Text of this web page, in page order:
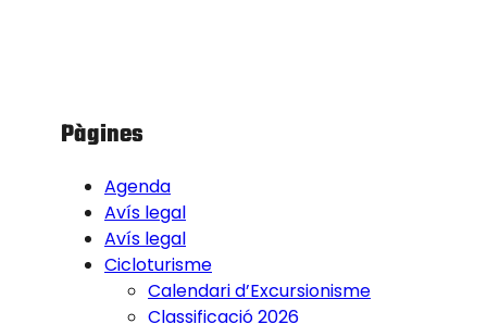
Pàgines
Agenda
Avís legal
Avís legal
Cicloturisme
Calendari d’Excursionisme
Classificació 2026